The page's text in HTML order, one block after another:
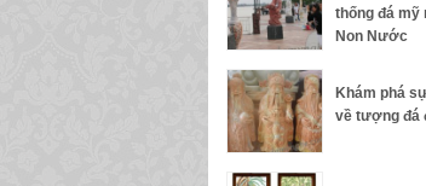
thống đá mỹ
Non Nước
Khám phá
về tượng đá